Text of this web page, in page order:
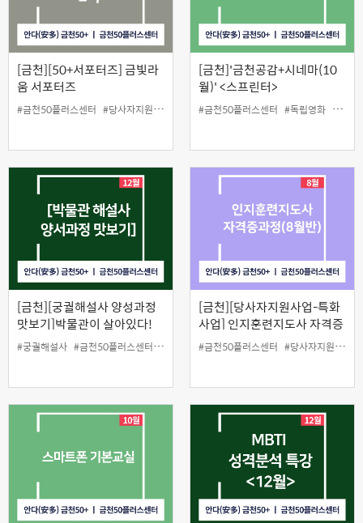
[금천][50+서포터즈] 금빛라
움 서포터즈
#금천50플러스센터 #당사자지원 #홍보서포터즈
[금천]'금천공감+시네마(10
월)' <스프린터>
#금천50플러스센터 #독립영화 #무료
[금천][궁궐해설사 양성과정
맛보기]박물관이 살아있다!
#궁궐해설사 #금천50플러스센터 #맛보기 #원데이클래스
[금천][당사자지원사업-특화
사업] 인지훈련지도사 자격증
과정 4차(8월반)
#금천50플러스센터 #당사자지원 #인